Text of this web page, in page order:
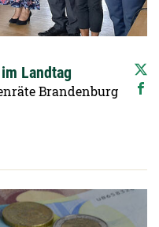
Landtag
Brandenburg